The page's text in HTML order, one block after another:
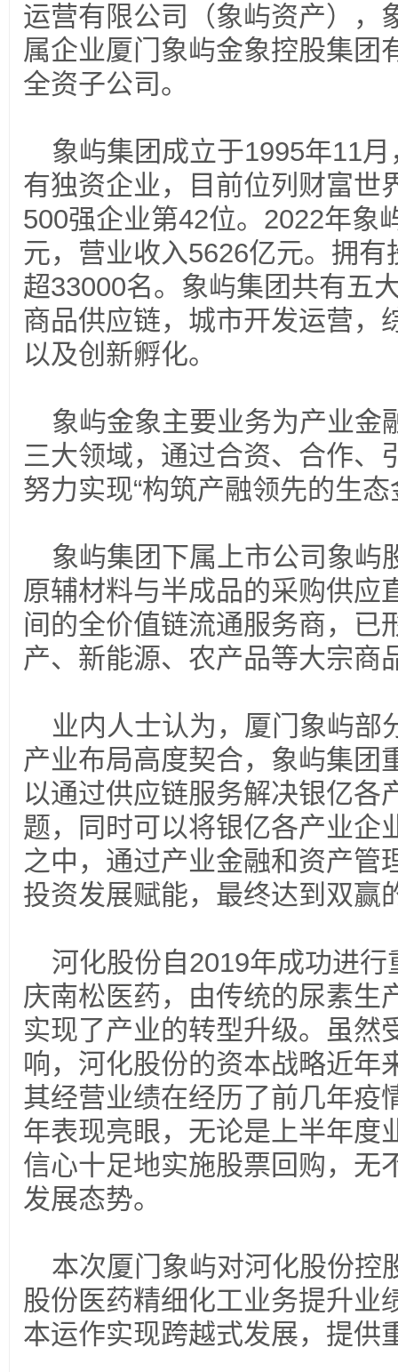
运营有限公司（象屿资产），
属企业厦门象屿金象控股集团
全资子公司。
象屿集团成立于1995年11
有独资企业，目前位列财富世
500强企业第42位。2022年象
元，营业收入5626亿元。拥
超33000名。象屿集团共有五
商品供应链，城市开发运营，
以及创新孵化。
象屿金象主要业务为产业金
三大领域，通过合资、合作、
努力实现“构筑产融领先的生
象屿集团下属上市公司象屿
原辅材料与半成品的采购供应
间的全价值链流通服务商，已
产、新能源、农产品等大宗商
业内人士认为，厦门象屿部
产业布局高度契合，象屿集团
以通过供应链服务解决银亿各
题，同时可以将银亿各产业企
之中，通过产业金融和资产管
投资发展赋能，最终达到双赢
河化股份自2019年成功进
庆南松医药，由传统的尿素生
实现了产业的转型升级。虽然
响，河化股份的资本战略近年
其经营业绩在经历了前几年疫
年表现亮眼，无论是上半年度
信心十足地实施股票回购，无
发展态势。
本次厦门象屿对河化股份控
股份医药精细化工业务提升业
本运作实现跨越式发展，提供